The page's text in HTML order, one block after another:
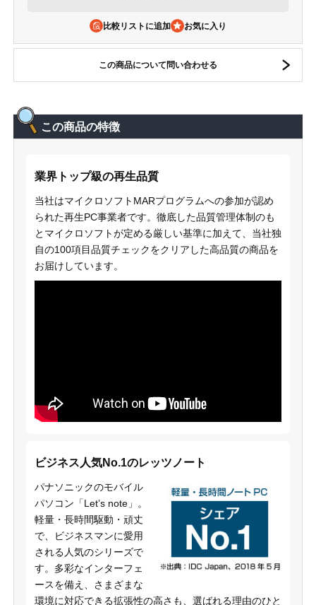
比較リストに追加
この商品について問い合わせる
この商品の特徴
業界トップ級の再生品質
当社はマイクロソフトMARプログラムへの参加が認め
られた再生PC事業者です。徹底した品質管理体制のも
とマイクロソフトが定める厳しい基準に加えて、当社独
自の100項目品質チェックをクリアした高品質の商品を
お届けしています。
ビジネス人気No.1のレッツノート
パナソニックのモバイル
パソコン「Let’s note」。
軽量・長時間駆動・頑丈
で、ビジネスマンに愛用
される人気のシリーズで
す。多彩なインターフェ
ースを備え、さまざまな
環境に対応できる拡張性の高さも、選ばれる理由のひと